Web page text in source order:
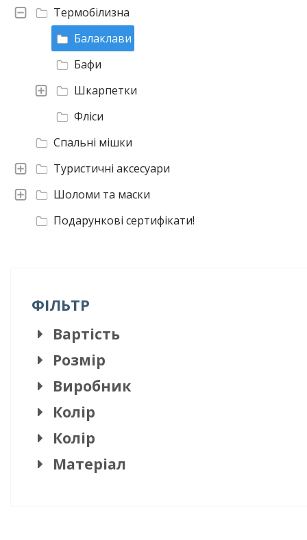
Подарункові сертифікати!
Шоломи та маски
Туристичні аксесуари
Спальні мішки
Термобілизна
Балаклави
Бафи
Шкарпетки
Фліси
ФІЛЬТР
Вартість
Розмір
Виробник
Колір
Колір
Матеріал